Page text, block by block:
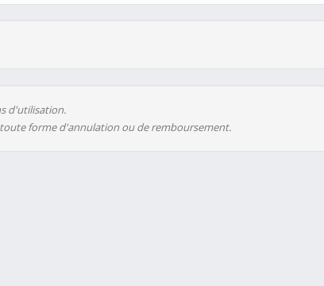
d'utilisation.
forme d'annulation ou de remboursement.